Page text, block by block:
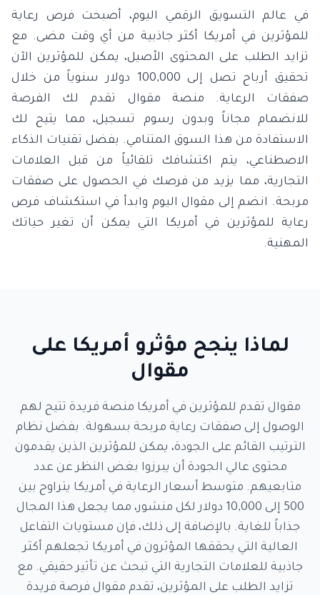
في عالم التسويق الرقمي اليوم، أصبحت فرص رعاية
للمؤثرين في أمريكا أكثر جاذبية من أي وقت مضى. مع
تزايد الطلب على المحتوى الأصيل، يمكن للمؤثرين الآن
تحقيق أرباح تصل إلى 100,000 دولار سنوياً من خلال
صفقات الرعاية. منصة مقوال تقدم لك الفرصة
للانضمام مجاناً وبدون رسوم تسجيل، مما يتيح لك
الاستفادة من هذا السوق المتنامي. بفضل تقنيات الذكاء
الاصطناعي، يتم اكتشافك تلقائياً من قبل العلامات
التجارية، مما يزيد من فرصك في الحصول على صفقات
مربحة. انضم إلى مقوال اليوم وابدأ في استكشاف فرص
رعاية للمؤثرين في أمريكا التي يمكن أن تغير حياتك
المهنية.
لماذا ينجح مؤثرو أمريكا على
مقوال
مقوال تقدم للمؤثرين في أمريكا منصة فريدة تتيح لهم
الوصول إلى صفقات رعاية مربحة بسهولة. بفضل نظام
الترتيب القائم على الجودة، يمكن للمؤثرين الذين يقدمون
محتوى عالي الجودة أن يبرزوا بغض النظر عن عدد
متابعيهم. متوسط أسعار الرعاية في أمريكا يتراوح بين
500 إلى 10,000 دولار لكل منشور، مما يجعل هذا المجال
جذاباً للغاية. بالإضافة إلى ذلك، فإن مستويات التفاعل
العالية التي يحققها المؤثرون في أمريكا تجعلهم أكثر
جاذبية للعلامات التجارية التي تبحث عن تأثير حقيقي. مع
تزايد الطلب على المؤثرين، تقدم مقوال فرصة فريدة